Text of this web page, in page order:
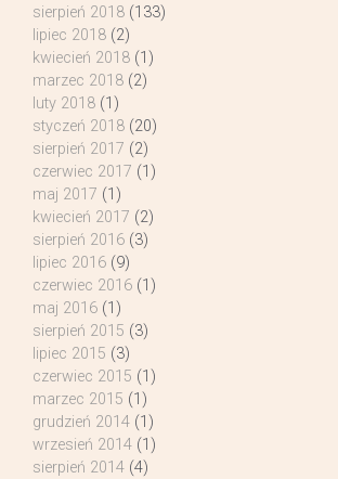
sierpień 2018 (133)
lipiec 2018 (2)
kwiecień 2018 (1)
marzec 2018 (2)
luty 2018 (1)
styczeń 2018 (20)
sierpień 2017 (2)
czerwiec 2017 (1)
maj 2017 (1)
kwiecień 2017 (2)
sierpień 2016 (3)
lipiec 2016 (9)
czerwiec 2016 (1)
maj 2016 (1)
sierpień 2015 (3)
lipiec 2015 (3)
czerwiec 2015 (1)
marzec 2015 (1)
grudzień 2014 (1)
wrzesień 2014 (1)
sierpień 2014 (4)